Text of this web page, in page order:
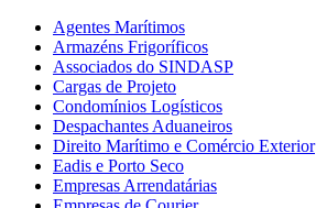
Agentes Marítimos
Armazéns Frigoríficos
Associados do SINDASP
Cargas de Projeto
Condomínios Logísticos
Despachantes Aduaneiros
Direito Marítimo e Comércio Exterior
Eadis e Porto Seco
Empresas Arrendatárias